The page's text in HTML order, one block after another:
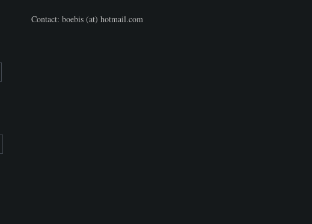
Contact: boebis (at) hotmail.com